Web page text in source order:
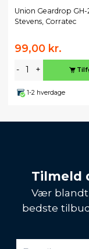
Union Geardrop GH-
Stevens, Corratec
99,00 kr.
- +
1-2 hverdage
Tilmeld
Vær
bedste